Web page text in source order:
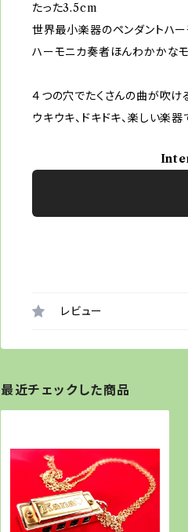
たった3.5cm
世界最小楽器のペンダントハー
ハーモニカ奏者ほんわかかな
４つの穴でたくさんの曲が吹け
ウキウキ、ドキドキ、楽しい楽器
レビュー
最近チェックした商品